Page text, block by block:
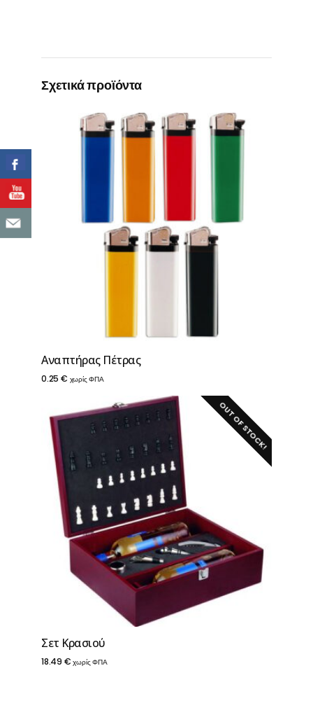
Σχετικά προϊόντα
Αναπτήρας Πέτρας
0.25 € χωρίς ΦΠΑ
OUT OF STOCK!
Σετ Κρασιού
18.49 € χωρίς ΦΠΑ